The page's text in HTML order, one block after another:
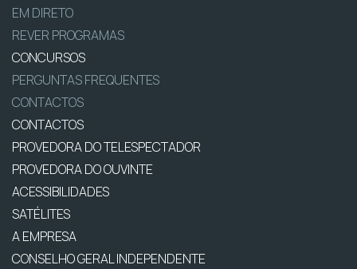
EM DIRETO
REVER PROGRAMAS
CONCURSOS
PERGUNTAS FREQUENTES
CONTACTOS
CONTACTOS
PROVEDORA DO TELESPECTADOR
PROVEDORA DO OUVINTE
ACESSIBILIDADES
SATÉLITES
A EMPRESA
CONSELHO GERAL INDEPENDENTE